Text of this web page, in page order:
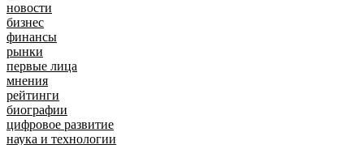
новости
бизнес
финансы
рынки
первые лица
мнения
рейтинги
биографии
цифровое развитие
наука и технологии